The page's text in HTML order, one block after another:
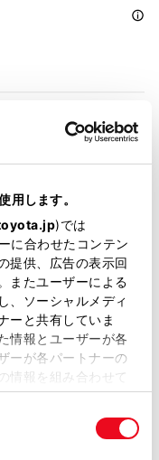
します。
)では
に合わせたコンテン
提供、広告の表示回
またユーザーによる
、ソーシャルメディ
ーと共有していま
情報とユーザーが各
ーが各パートナーの
情報を組み合わせて
トの使用を続行する